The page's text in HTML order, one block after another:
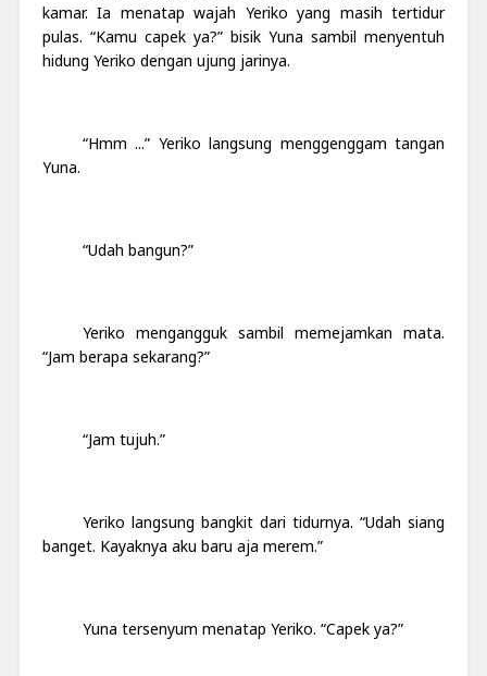
kamar. Ia menatap wajah Yeriko yang masih tertidur
pulas. “Kamu capek ya?” bisik Yuna sambil menyentuh
hidung Yeriko dengan ujung jarinya.
“Hmm ...” Yeriko langsung menggenggam tangan
Yuna.
“Udah bangun?”
Yeriko mengangguk sambil memejamkan mata.
“Jam berapa sekarang?”
“Jam tujuh.”
Yeriko langsung bangkit dari tidurnya. “Udah siang
banget. Kayaknya aku baru aja merem.”
Yuna tersenyum menatap Yeriko. “Capek ya?”